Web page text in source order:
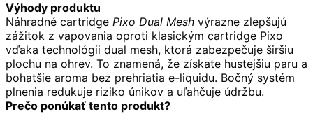
Výhody produktu
Náhradné cartridge Pixo Dual Mesh výrazne zlepšujú
zážitok z vapovania oproti klasickým cartridge Pixo
vďaka technológii dual mesh, ktorá zabezpečuje širšiu
plochu na ohrev. To znamená, že získate hustejšiu paru a
bohatšie aroma bez prehriatia e-liquidu. Bočný systém
plnenia redukuje riziko únikov a uľahčuje údržbu.
Prečo ponúkať tento produkt?